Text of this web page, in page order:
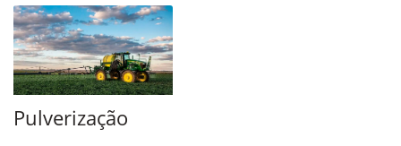
Pulverização